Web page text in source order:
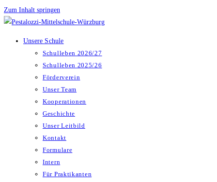
Zum Inhalt springen
Unsere Schule
Schulleben 2026/27
Schulleben 2025/26
Förderverein
Unser Team
Kooperationen
Geschichte
Unser Leitbild
Kontakt
Formulare
Intern
Für Praktikanten